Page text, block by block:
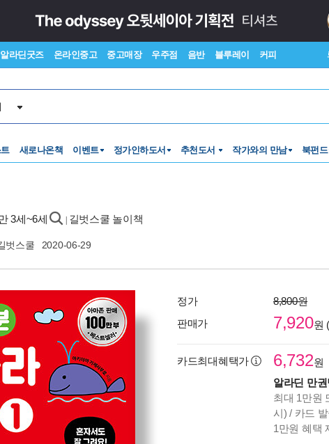
알라딘굿즈 온라인중고 중고매장 우주점 음반 블루레이 커피
새로나온책 이벤트 정가인하도서 추천도서 작가와의 만남 북펀드
3세~6세 길벗스쿨 놀이책
벗스쿨 2020-06-29
정가
8,800원
판매가
7,920원
카드최대혜택가 6,732원
알라딘 만
최대 1만원
시) / 카드
1만원 혜택